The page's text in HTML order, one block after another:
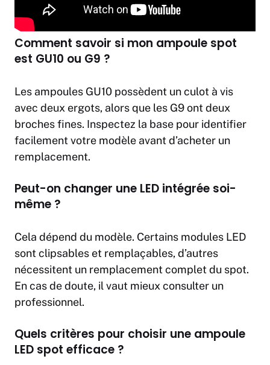
Comment savoir si mon ampoule spot
est GU10 ou G9 ?
Les ampoules GU10 possèdent un culot à vis
avec deux ergots, alors que les G9 ont deux
broches fines. Inspectez la base pour identifier
facilement votre modèle avant d’acheter un
remplacement.
Peut-on changer une LED intégrée soi-
même ?
Cela dépend du modèle. Certains modules LED
sont clipsables et remplaçables, d’autres
nécessitent un remplacement complet du spot.
En cas de doute, il vaut mieux consulter un
professionnel.
Quels critères pour choisir une ampoule
LED spot efficace ?